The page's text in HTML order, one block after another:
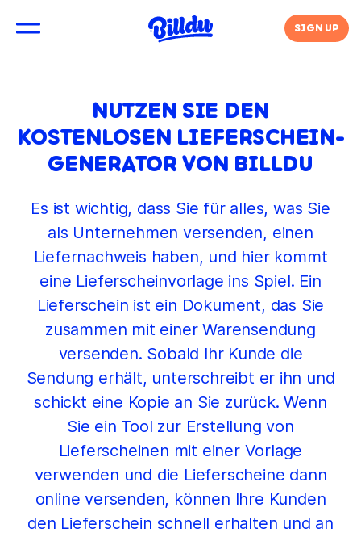
SIGN UP
NUTZEN SIE DEN
KOSTENLOSEN LIEFERSCHEIN-
GENERATOR VON BILLDU
Es ist wichtig, dass Sie für alles, was Sie
als Unternehmen versenden, einen
Liefernachweis haben, und hier kommt
eine Lieferscheinvorlage ins Spiel. Ein
Lieferschein ist ein Dokument, das Sie
zusammen mit einer Warensendung
versenden. Sobald Ihr Kunde die
Sendung erhält, unterschreibt er ihn und
schickt eine Kopie an Sie zurück. Wenn
Sie ein Tool zur Erstellung von
Lieferscheinen mit einer Vorlage
verwenden und die Lieferscheine dann
online versenden, können Ihre Kunden
den Lieferschein schnell erhalten und an